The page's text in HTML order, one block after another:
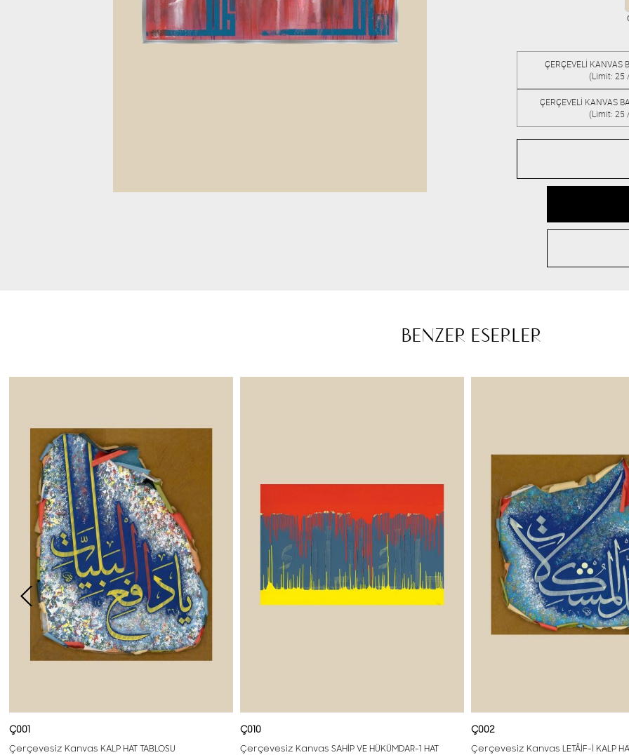
ÇERÇEVELİ KANVAS
(Limit: 25
ÇERÇEVELİ KANVAS
(Limit: 25
BENZER ESERLER
Ç001
Çerçevesiz Kanvas KALP HAT TABLOSU
Ç010
Çerçevesiz Kanvas SAHİP VE HÜKÜMDAR-1 HAT
Ç002
Çerçevesiz Kanvas LETÂİF-İ KALP